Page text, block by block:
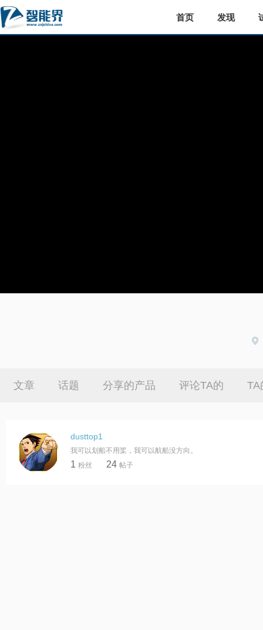
首页 发现
文章 话题 分享的产品 评论TA的 TA
dusttop1
我可以划船不用桨，我可以航船没方向。
1 粉丝 24 帖子